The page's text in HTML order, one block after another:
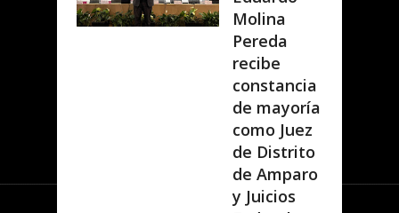
Molina
Pereda
recibe
constancia
de mayoría
como Juez
de Distrito
de Amparo
y Juicios